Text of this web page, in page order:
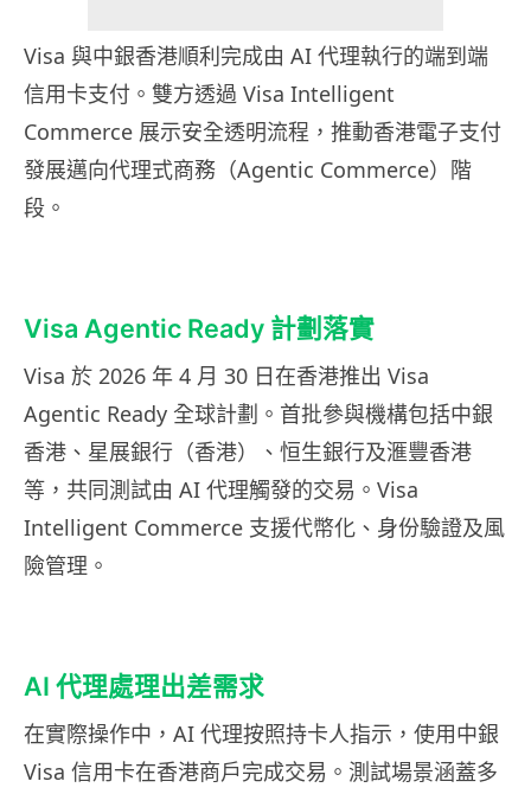
Visa 與中銀香港順利完成由 AI 代理執行的端到端
信用卡支付。雙方透過 Visa Intelligent
Commerce 展示安全透明流程，推動香港電子支付
發展邁向代理式商務（Agentic Commerce）階
段。
Visa Agentic Ready 計劃落實
Visa 於 2026 年 4 月 30 日在香港推出 Visa
Agentic Ready 全球計劃。首批參與機構包括中銀
香港、星展銀行（香港）、恒生銀行及滙豐香港
等，共同測試由 AI 代理觸發的交易。Visa
Intelligent Commerce 支援代幣化、身份驗證及風
險管理。
AI 代理處理出差需求
在實際操作中，AI 代理按照持卡人指示，使用中銀
Visa 信用卡在香港商戶完成交易。測試場景涵蓋多